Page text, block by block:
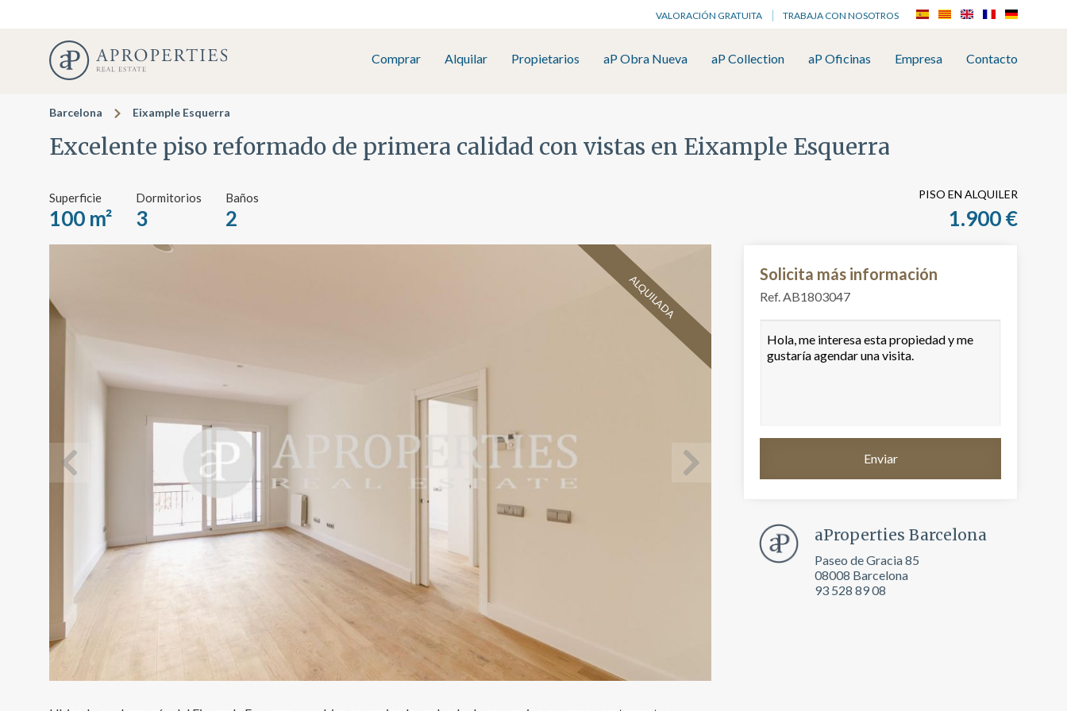
VALORACIÓN GRATUITA TRABAJA CON NOSOTROS
Comprar Alquilar Propietarios aP Obra Nueva aP Collection aP Oficinas Empresa Contacto
Barcelona Eixample Esquerra
Excelente piso reformado de primera calidad con vistas en Eixample Esquerra
Superficie
100 m²
Dormitorios
3
Baños
2
PISO EN ALQUILER
1.900 €
ALQUILADA Solicita más información
Ref. AB1803047
aProperties Barcelona
Paseo de Gracia 85
08008 Barcelona
93 528 89 08
Modificar cookies
Técnicas y funcionales
Este sitio web utiliza Cookies propias para recopilar información con la finalidad de
mejorar nuestros servicios. Si continua navegando, supone la aceptación de la
instalación de las mismas. El usuario tiene la posibilidad de configurar su navegador
pudiendo, si así lo desea, impedir que sean instaladas en su disco duro, aunque
deberá tener en cuenta que dicha acción podrá ocasionar dificultades de navegación